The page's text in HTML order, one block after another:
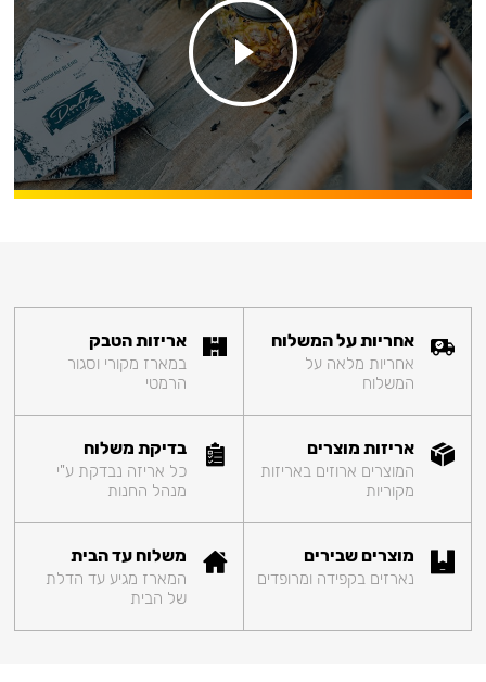
אחריות על המשלוח
אחריות מלאה על
המשלוח
אריזות הטבק
במארז מקורי וסגור
הרמטי
אריזות מוצרים
המוצרים ארוזים באריזות
מקוריות
בדיקת משלוח
כל אריזה נבדקת ע"י
מנהל החנות
מוצרים שבירים
נארזים בקפידה ומרופדים
משלוח עד הבית
המארז מגיע עד הדלת
של הבית